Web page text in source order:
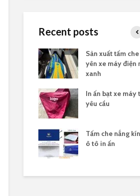
Recent posts
Sản xuất tấm
yên xe máy điện
xanh
In ấn bạt xe máy
yêu cầu
Tấm che nắng
ô tô in ấn